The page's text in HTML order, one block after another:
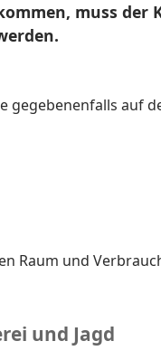
muss der
gegebenenfalls auf
Raum und
und Jagd